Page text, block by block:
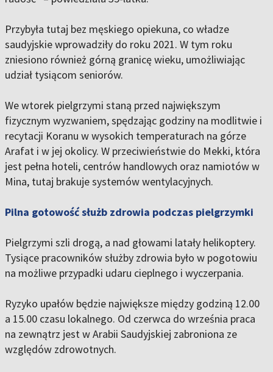
Przybyła tutaj bez męskiego opiekuna, co władze
saudyjskie wprowadziły do roku 2021. W tym roku
zniesiono również górną granicę wieku, umożliwiając
udział tysiącom seniorów.
We wtorek pielgrzymi staną przed największym
fizycznym wyzwaniem, spędzając godziny na modlitwie i
recytacji Koranu w wysokich temperaturach na górze
Arafat i w jej okolicy. W przeciwieństwie do Mekki, która
jest pełna hoteli, centrów handlowych oraz namiotów w
Mina, tutaj brakuje systemów wentylacyjnych.
Pilna gotowość służb zdrowia podczas pielgrzymki
Pielgrzymi szli drogą, a nad głowami latały helikoptery.
Tysiące pracowników służby zdrowia było w pogotowiu
na możliwe przypadki udaru cieplnego i wyczerpania.
Ryzyko upałów będzie największe między godziną 12.00
a 15.00 czasu lokalnego. Od czerwca do września praca
na zewnątrz jest w Arabii Saudyjskiej zabroniona ze
względów zdrowotnych.